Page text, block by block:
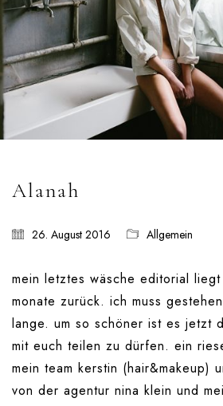
Alanah
26. August 2016 Allgemein
mein letztes wäsche editorial
monate zurück. ich muss
lange. um so schöner ist es jetzt
mit euch teilen zu dürfen. ein
mein team kerstin (hair&makeup)
von der agentur nina klein und
Shop
Warenkorb
Work
LETZE
DAZZLE by Emir
ONLINE ONLINE
DURCHSUCHE
Search
for: